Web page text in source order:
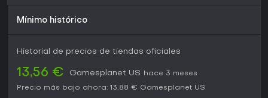
Mínimo histórico
Historial de precios de tiendas oficiales
13,56 € Gamesplanet US
hace 3 meses
Precio más bajo ahora: 13,88 € Gamesplanet US